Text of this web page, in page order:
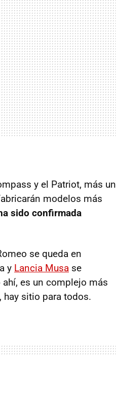
y el Patriot, más un
modelos más
sido confirmada
se queda en
y Lancia Musa se
es un complejo más
hay sitio para todos.